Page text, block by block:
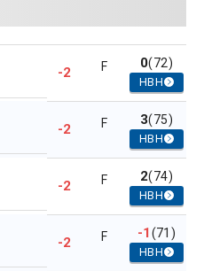
-2 F 0(72)
HBH
-2 F 3(75)
HBH
-2 F 2(74)
HBH
-2 F -1(71)
HBH